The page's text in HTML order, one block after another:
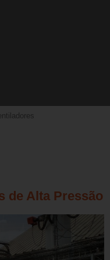
de Alta Pressão